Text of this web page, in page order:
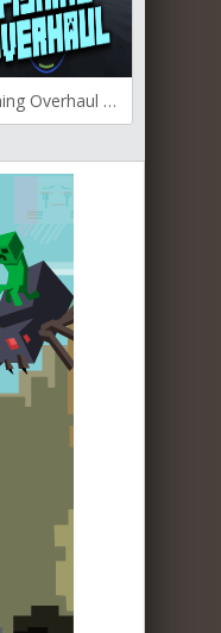
Fishing Overhaul для Майнкрафт [1.19, 1.18.2, 1.17.1]